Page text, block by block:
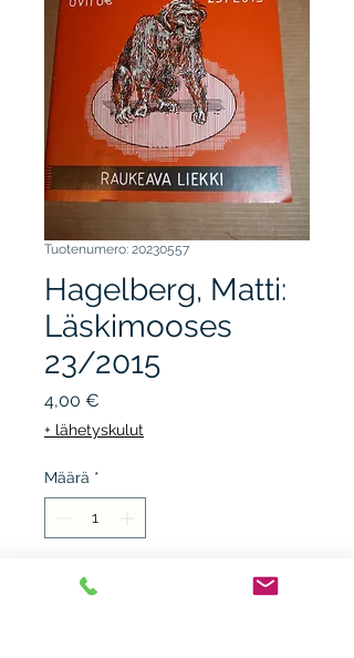
Tuotenumero: 20230557
Hagelberg, Matti:
Läskimooses
23/2015
4,00 €
+ lähetyskulut
Määrä *